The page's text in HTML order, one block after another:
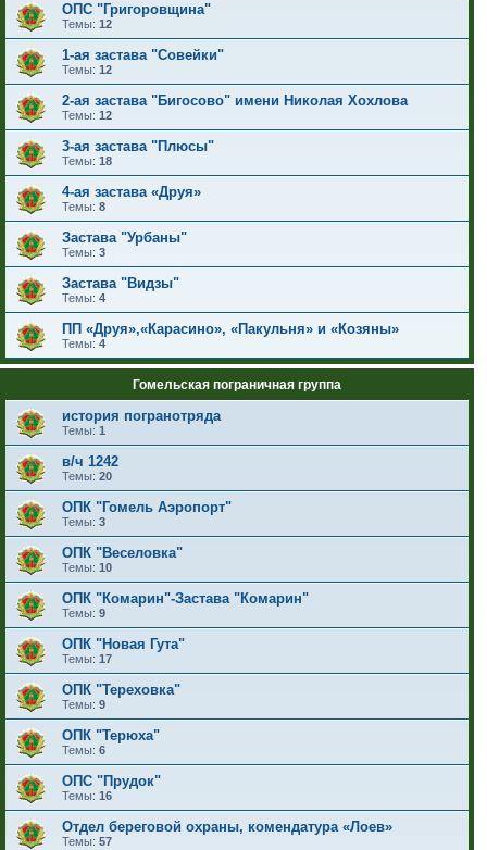
ОПС "Григоровщина"
Темы: 12
1-ая застава "Совейки"
Темы: 12
2-ая застава "Бигосово" имени Николая Хохлова
Темы: 12
3-ая застава "Плюсы"
Темы: 18
4-ая застава «Друя»
Темы: 8
Застава "Урбаны"
Темы: 3
Застава "Видзы"
Темы: 4
ПП «Друя»,«Карасино», «Пакульня» и «Козяны»
Темы: 4
Гомельская пограничная группа
история погранотряда
Темы: 1
в/ч 1242
Темы: 20
ОПК "Гомель Аэропорт"
Темы: 3
ОПК "Веселовка"
Темы: 10
ОПК "Комарин"-Застава "Комарин"
Темы: 9
ОПК "Новая Гута"
Темы: 17
ОПК "Тереховка"
Темы: 9
ОПК "Терюха"
Темы: 6
ОПС "Прудок"
Темы: 16
Отдел береговой охраны, комендатура «Лоев»
Темы: 57